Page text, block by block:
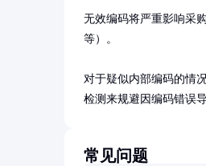
无效编码将严重影响采
等）。
对于疑似内部编码的情
检测来规避因编码错误
常见问题